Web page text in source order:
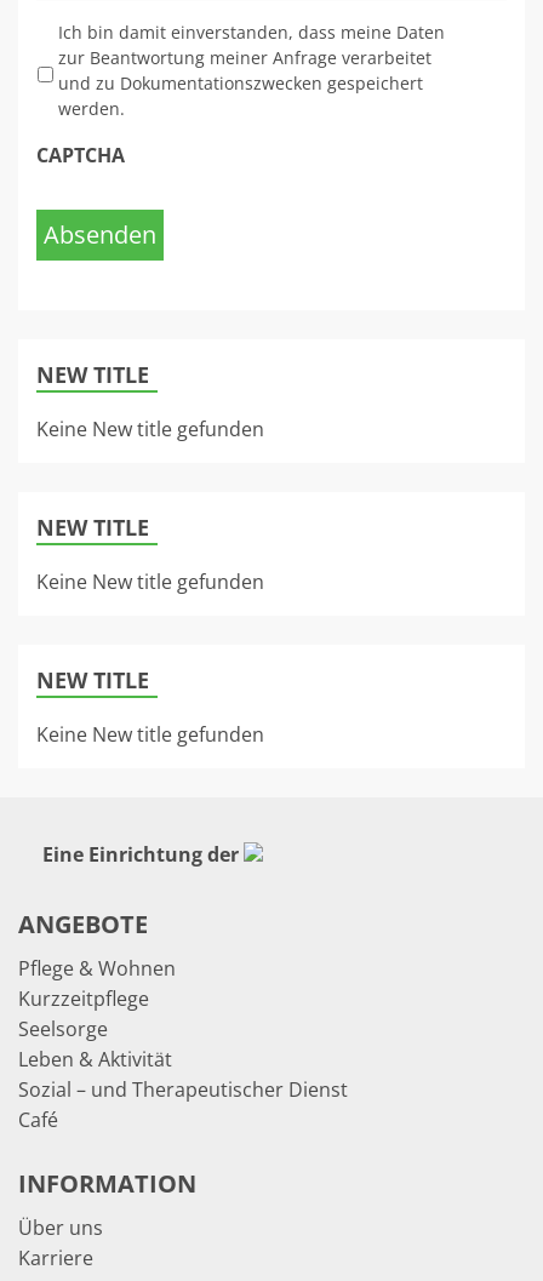
Ich bin damit einverstanden, dass meine Daten
zur Beantwortung meiner Anfrage verarbeitet
und zu Dokumentationszwecken gespeichert
werden.
CAPTCHA
Absenden
NEW TITLE
Keine New title gefunden
NEW TITLE
Keine New title gefunden
NEW TITLE
Keine New title gefunden
Eine Einrichtung der
ANGEBOTE
Pflege & Wohnen
Kurzzeitpflege
Seelsorge
Leben & Aktivität
Sozial – und Therapeutischer Dienst
Café
INFORMATION
Über uns
Karriere